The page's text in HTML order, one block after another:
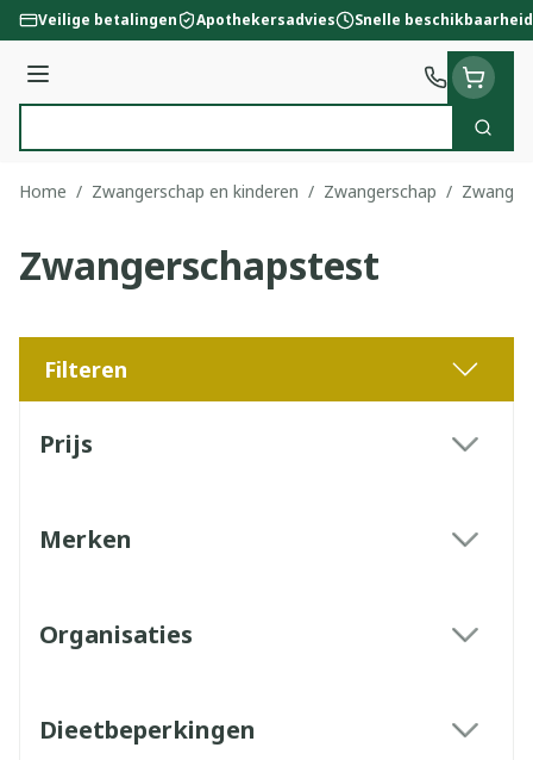
Ga naar de inhoud
Veilige betalingen Apothekersadvies Snelle beschikbaarheid
Menu
Zoek
Home / Zwangerschap en kinderen / Zwangerschap /
Zwangerschapstest
Filteren
Prijs
Merken
Organisaties
Dieetbeperkingen